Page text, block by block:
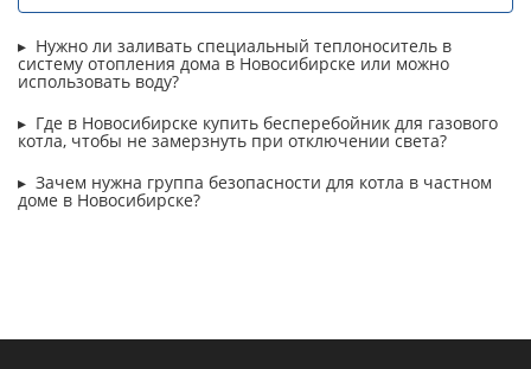
Нужно ли заливать специальный теплоноситель в
систему отопления дома в Новосибирске или можно
использовать воду?
Где в Новосибирске купить бесперебойник для газового
котла, чтобы не замерзнуть при отключении света?
Зачем нужна группа безопасности для котла в частном
доме в Новосибирске?